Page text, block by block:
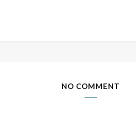
NO COMMENT